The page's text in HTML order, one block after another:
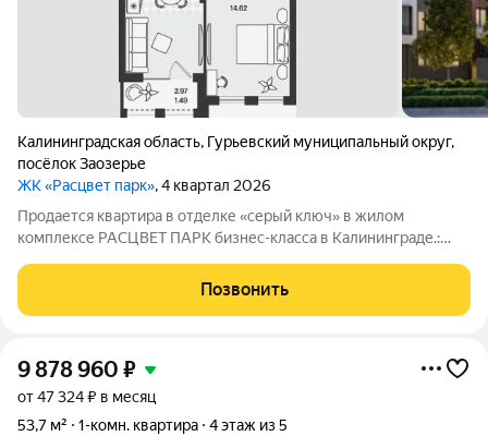
Калининградская область, Гурьевский муниципальный округ,
посёлок Заозерье
ЖК «Расцвет парк», 4 квартал 2026
Продается квартира в отделке «серый ключ» в жилом
комплексе РАСЦВЕТ ПАРК бизнес-класса в Калининграде.:
Виды на озеро и природу благодаря панорамному остеклению.
Продуманная
Позвонить
9 878 960 ₽
от 47 324 ₽ в месяц
53,7 м²
1-комн. квартира 4 этаж из 5